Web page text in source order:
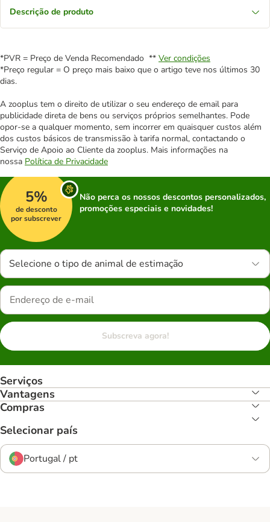
Descrição de produto
*PVR = Preço de Venda Recomendado ** Ver condições
*Preço regular = O preço mais baixo que o artigo teve nos últimos 30
dias.
A zooplus tem o direito de utilizar o seu endereço de email para
publicidade direta de bens ou serviços próprios semelhantes. Pode
opor-se a qualquer momento, sem incorrer em quaisquer custos além
dos custos básicos de transmissão à tarifa normal, contactando o
Serviço de Apoio ao Cliente da zooplus. Mais informações na
nossa Política de Privacidade
5%
de desconto
por subscrever
Não perca os nossos descontos personalizados,
promoções especiais e novidades!
Selecione o tipo de animal de estimação
Subscreva agora!
Serviços
Vantagens
Compras
Selecionar país
Portugal / pt